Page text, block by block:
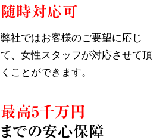
随時対応可
弊社ではお客様のご要望に応じ
て、女性スタッフが対応させて頂
くことができます。
最高5千万円
までの安心保障